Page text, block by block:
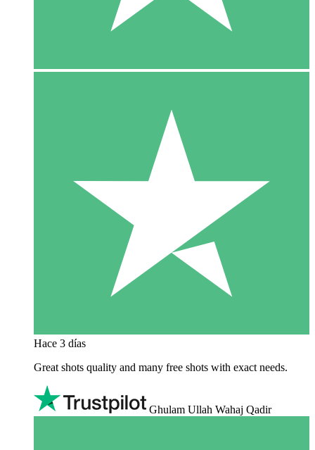
Hace 3 días
Great shots quality and many free shots with exact needs.
Ghulam Ullah Wahaj Qadir